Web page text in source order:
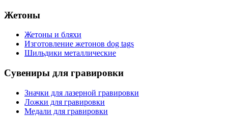
Жетоны
Жетоны и бляхи
Изготовление жетонов dog tags
Шильдики металлические
Сувениры для гравировки
Значки для лазерной гравировки
Ложки для гравировки
Медали для гравировки